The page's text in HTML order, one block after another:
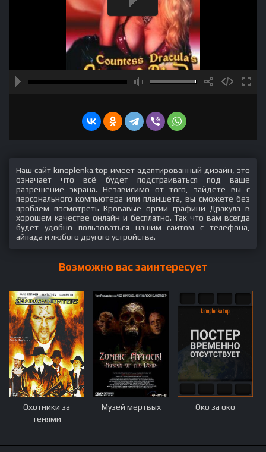
Наш сайт kinoplenka.top имеет адаптированный дизайн, это
означает что всё будет подстраиваться под ваше
разрешение экрана. Независимо от того, зайдете вы с
персонального компьютера или планшета, вы сможете без
проблем посмотреть Кровавые оргии графини Дракула в
хорошем качестве онлайн и бесплатно. Так что вам всегда
будет удобно пользоваться нашим сайтом с телефона,
айпада и любого другого устройства.
Возможно вас заинтересует
Охотники за
тенями
Музей мертвых
Око за око